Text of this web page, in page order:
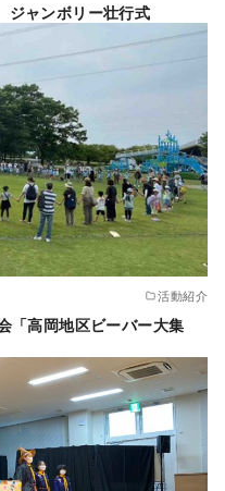
ジャンボリー壮行式
活動紹介
「高岡地区ビーバー大集